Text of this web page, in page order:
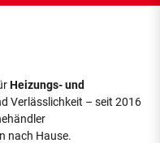
Heizungs- und
Verlässlichkeit – seit 2016
nach Hause.